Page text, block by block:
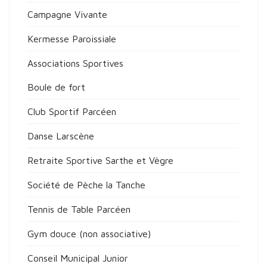
Campagne Vivante
Kermesse Paroissiale
Associations Sportives
Boule de fort
Club Sportif Parcéen
Danse Larscène
Retraite Sportive Sarthe et Vègre
Société de Pèche la Tanche
Tennis de Table Parcéen
Gym douce (non associative)
Conseil Municipal Junior